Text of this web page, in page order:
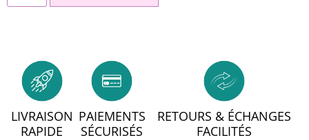
LIVRAISON
RAPIDE
PAIEMENTS
SÉCURISÉS
RETOURS & ÉCHANGES
FACILITÉS